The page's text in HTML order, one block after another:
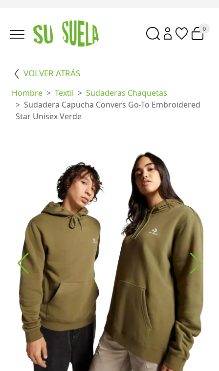
0
VOLVER ATRÁS
Hombre Textil
Sudaderas Chaquetas
Sudadera Capucha Convers Go-To Embroidered
Star Unisex Verde